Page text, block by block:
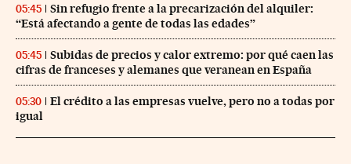
05:45
Sin refugio frente a la precarización del alquiler:
“Está afectando a gente de todas las edades”
05:45
Subidas de precios y calor extremo: por qué caen las
cifras de franceses y alemanes que veranean en España
05:30
El crédito a las empresas vuelve, pero no a todas por
igual